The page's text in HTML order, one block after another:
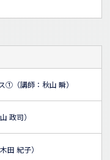
①（講師：秋山 瞬）
政司）
田 紀子）